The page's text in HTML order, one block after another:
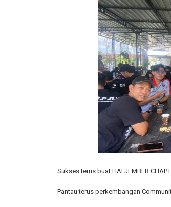
Sukses terus buat HAI JEMBER
Pantau terus perkembangan